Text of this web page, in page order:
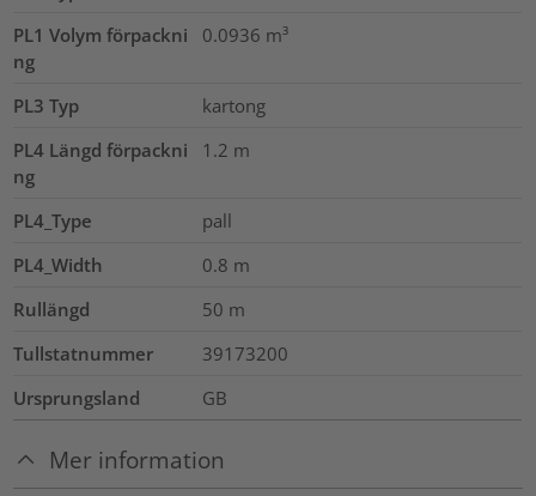
PL1 Volym förpackni
ng
0.0936 m³
PL3 Typ
kartong
PL4 Längd förpackni
ng
1.2 m
PL4_Type
pall
PL4_Width
0.8 m
Rullängd
50 m
Tullstatnummer
39173200
Ursprungsland
GB
Mer information